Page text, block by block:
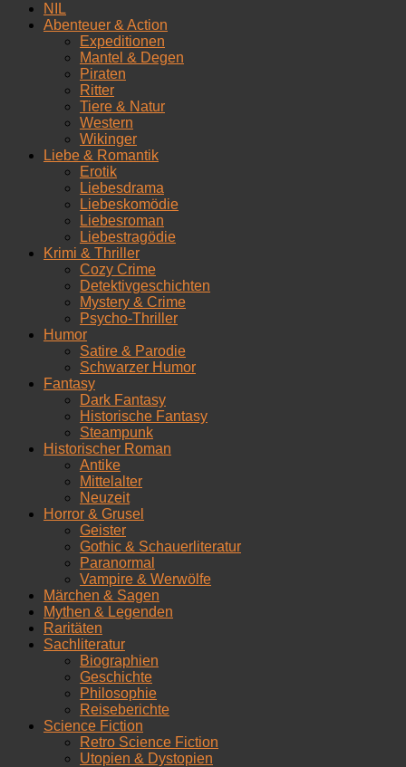
NIL
Abenteuer & Action
Expeditionen
Mantel & Degen
Piraten
Ritter
Tiere & Natur
Western
Wikinger
Liebe & Romantik
Erotik
Liebesdrama
Liebeskomödie
Liebesroman
Liebestragödie
Krimi & Thriller
Cozy Crime
Detektivgeschichten
Mystery & Crime
Psycho-Thriller
Humor
Satire & Parodie
Schwarzer Humor
Fantasy
Dark Fantasy
Historische Fantasy
Steampunk
Historischer Roman
Antike
Mittelalter
Neuzeit
Horror & Grusel
Geister
Gothic & Schauerliteratur
Paranormal
Vampire & Werwölfe
Märchen & Sagen
Mythen & Legenden
Raritäten
Sachliteratur
Biographien
Geschichte
Philosophie
Reiseberichte
Science Fiction
Retro Science Fiction
Utopien & Dystopien